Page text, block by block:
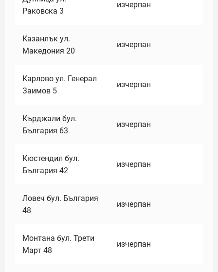
Раковска 3
изчерпан
Казанлък ул.
Македония 20
изчерпан
Карлово ул. Генерал
Заимов 5
изчерпан
Кърджали бул.
България 63
изчерпан
Кюстендил бул.
България 42
изчерпан
Ловеч бул. България
48
изчерпан
Монтана бул. Трети
Март 48
изчерпан